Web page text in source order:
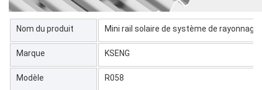
Nom du produit Mini rail solaire de système de
Marque KSENG
Modèle R058